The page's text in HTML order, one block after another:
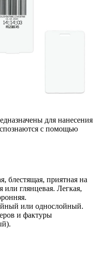
для нанесения
с помощью
блестящая, приятная на
глянцевая. Легкая,
или однослойный.
и фактуры